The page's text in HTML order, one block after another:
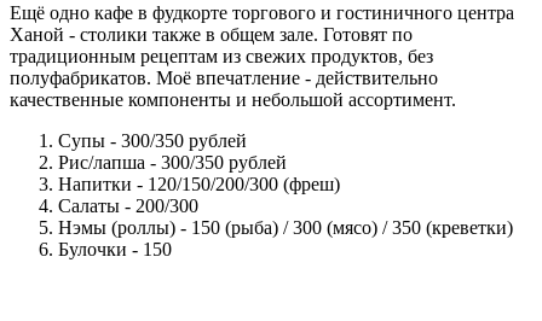
Ещё одно кафе в фудкорте торгового и гостиничного центра
Ханой - столики также в общем зале. Готовят по
традиционным рецептам из свежих продуктов, без
полуфабрикатов. Моё впечатление - действительно
качественные компоненты и небольшой ассортимент.
Супы - 300/350 рублей
Рис/лапша - 300/350 рублей
Напитки - 120/150/200/300 (фреш)
Салаты - 200/300
Нэмы (роллы) - 150 (рыба) / 300 (мясо) / 350 (креветки)
Булочки - 150